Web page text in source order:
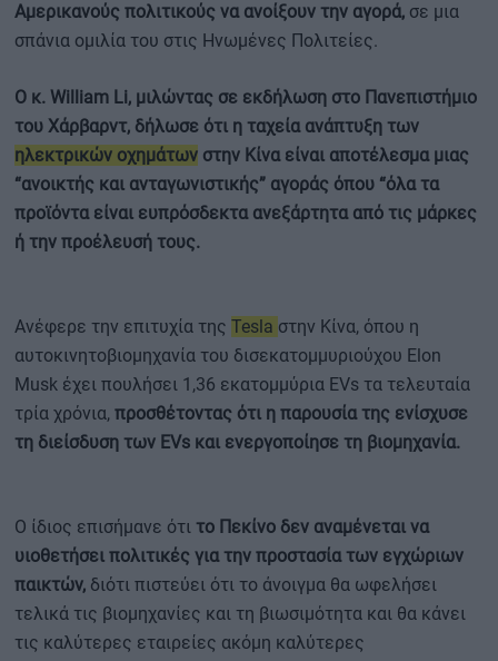
ΤΑΥΤΟΤΗΤΑ
Αμερικανούς πολιτικούς να ανοίξουν την αγορά, σε μια
σπάνια ομιλία του στις Ηνωμένες Πολιτείες.
Ο κ. William Li, μιλώντας σε εκδήλωση στο Πανεπιστήμιο
του Χάρβαρντ, δήλωσε ότι η ταχεία ανάπτυξη των
ηλεκτρικών οχημάτων στην Κίνα είναι αποτέλεσμα μιας
“ανοικτής και ανταγωνιστικής” αγοράς όπου “όλα τα
προϊόντα είναι ευπρόσδεκτα ανεξάρτητα από τις μάρκες
ή την προέλευσή τους.
Ανέφερε την επιτυχία της Tesla στην Κίνα, όπου η
αυτοκινητοβιομηχανία του δισεκατομμυριούχου Elon
Musk έχει πουλήσει 1,36 εκατομμύρια EVs τα τελευταία
τρία χρόνια, προσθέτοντας ότι η παρουσία της ενίσχυσε
τη διείσδυση των EVs και ενεργοποίησε τη βιομηχανία.
Ο ίδιος επισήμανε ότι το Πεκίνο δεν αναμένεται να
υιοθετήσει πολιτικές για την προστασία των εγχώριων
παικτών, διότι πιστεύει ότι το άνοιγμα θα ωφελήσει
τελικά τις βιομηχανίες και τη βιωσιμότητα και θα κάνει
τις καλύτερες εταιρείες ακόμη καλύτερες